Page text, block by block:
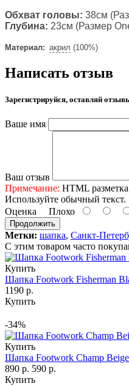
Обхват головы: 38см
Глубина: 23см (Размер
Материал: акрил (100%)
Написать отзыв
Зарегистрируйся, оставляй
Ваше имя
Ваш отзыв
Примечание: HTML
Используйте обычный текст.
Оценка Плохо
Продолжить
Метки: шапка, Санкт-
С этим товаром часто
Купить
Шапка Footwork Fisherman
1190 р.
Купить
-34%
Купить
Шапка Footwork Champ Beige
890 р. 590 р.
Купить